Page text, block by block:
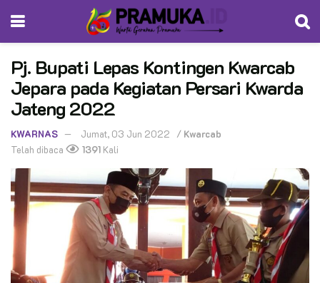
Pj. Bupati Lepas Kontingen Kwarcab
Jepara pada Kegiatan Persari Kwarda
Jateng 2022
KWARNAS Jumat, 03 Jun 2022 / Kwarcab
Telah dibaca
1391 Kali